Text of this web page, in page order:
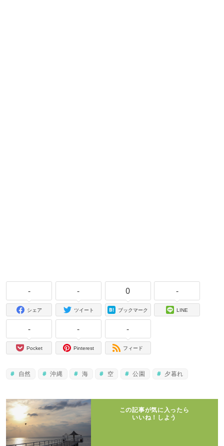
-
シェア
-
ツイート
0
ブックマーク
-
LINE
-
Pocket
-
Pinterest
-
フィード
自然 沖縄 海 空 公園 夕暮れ
この記事が気に入ったら
いいね！しよう